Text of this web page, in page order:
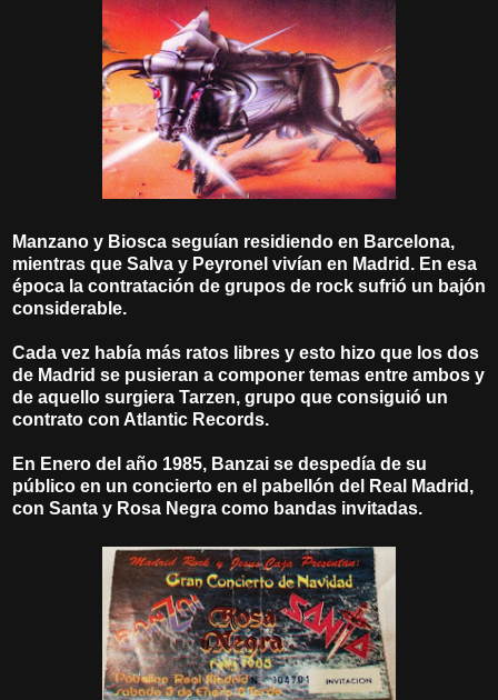
Manzano y Biosca seguían residiendo en Barcelona,
mientras que Salva y Peyronel vivían en Madrid. En esa
época la contratación de grupos de rock sufrió un bajón
considerable.
Cada vez había más ratos libres y esto hizo que los dos
de Madrid se pusieran a componer temas entre ambos y
de aquello surgiera Tarzen, grupo que consiguió un
contrato con Atlantic Records.
En Enero del año 1985, Banzai se despedía de su
público en un concierto en el pabellón del Real Madrid,
con Santa y Rosa Negra como bandas invitadas.